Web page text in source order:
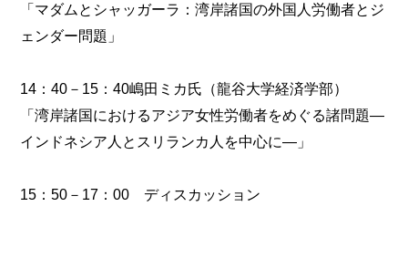
「マダムとシャッガーラ：湾岸諸国の外国人労働者とジ
ェンダー問題」
14：40－15：40嶋田ミカ氏（龍谷大学経済学部）
「湾岸諸国におけるアジア女性労働者をめぐる諸問題―
インドネシア人とスリランカ人を中心に―」
15：50－17：00 ディスカッション